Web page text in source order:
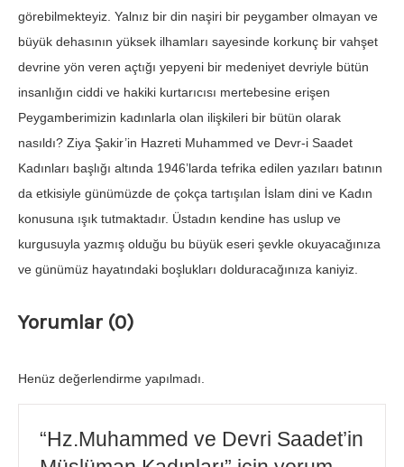
görebilmekteyiz. Yalnız bir din naşiri bir peygamber olmayan ve
büyük dehasının yüksek ilhamları sayesinde korkunç bir vahşet
devrine yön veren açtığı yepyeni bir medeniyet devriyle bütün
insanlığın ciddi ve hakiki kurtarıcısı mertebesine erişen
Peygamberimizin kadınlarla olan ilişkileri bir bütün olarak
nasıldı? Ziya Şakir’in Hazreti Muhammed ve Devr-i Saadet
Kadınları başlığı altında 1946’larda tefrika edilen yazıları batının
da etkisiyle günümüzde de çokça tartışılan İslam dini ve Kadın
konusuna ışık tutmaktadır. Üstadın kendine has uslup ve
kurgusuyla yazmış olduğu bu büyük eseri şevkle okuyacağınıza
ve günümüz hayatındaki boşlukları dolduracağınıza kaniyiz.
Yorumlar (0)
Henüz değerlendirme yapılmadı.
“Hz.Muhammed ve Devri Saadet’in